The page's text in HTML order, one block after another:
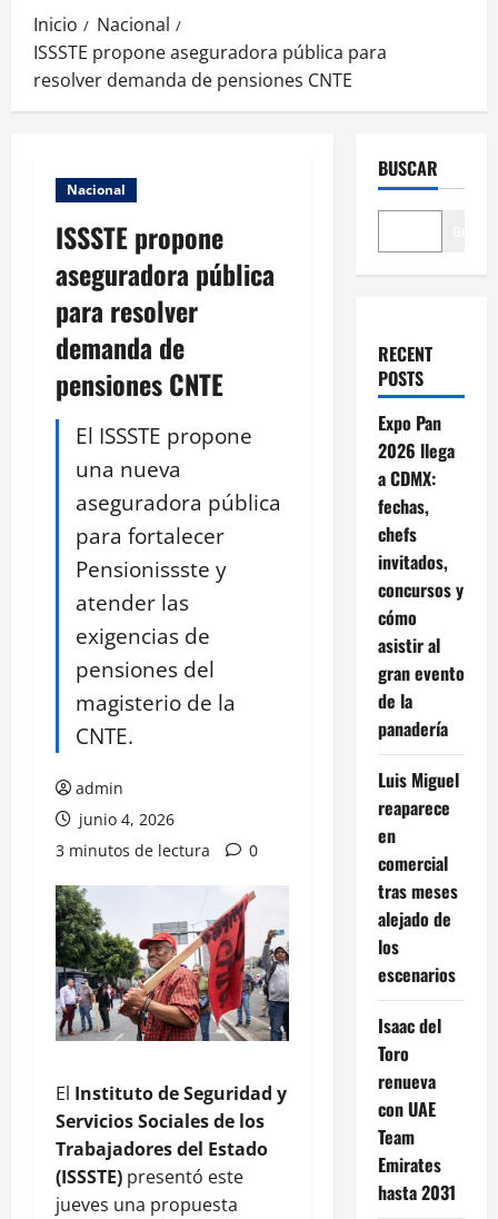
Inicio
Nacional
ISSSTE propone aseguradora pública para
resolver demanda de pensiones CNTE
Nacional
ISSSTE propone
aseguradora pública
para resolver
demanda de
pensiones CNTE
El ISSSTE propone
una nueva
aseguradora pública
para fortalecer
Pensionissste y
atender las
exigencias de
pensiones del
magisterio de la
CNTE.
admin
junio 4, 2026
3 minutos de lectura
0
El Instituto de Seguridad y
Servicios Sociales de los
Trabajadores del Estado
(ISSSTE) presentó este
jueves una propuesta
BUSCAR
RECENT
POSTS
Expo Pan
2026 llega
a CDMX:
fechas,
chefs
invitados,
concursos y
cómo
asistir al
gran evento
de la
panadería
Luis Miguel
reaparece
en
comercial
tras meses
alejado de
los
escenarios
Isaac del
Toro
renueva
con UAE
Team
Emirates
hasta 2031